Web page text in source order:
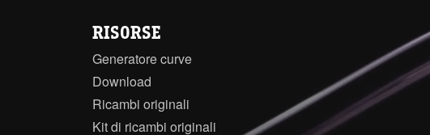
RISORSE
Generatore curve
Download
Ricambi originali
Kit di ricambi originali